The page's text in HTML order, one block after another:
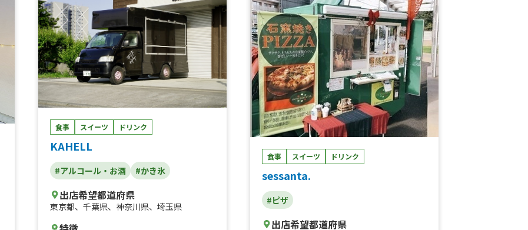
ルタル2個入弁当、タルタル南蛮3個入弁
当、タルタル南蛮4個入弁当、ミックス 2個
入弁当(塩、醤油各1個) 、ミックス 4個入弁
当(塩、醤油各2個) 、学割ミックス弁当、学
生限定ご飯大盛無料 メガ盛50円引、学生
限定お弁当全品50円引き、ポテからセッ
ト、ポテトフライ、ポテトフライ大盛り、チ
ーズボール4個入、パイナップルナタデココ
フレッシュジュース、キウイフルーツナタデ
ツナタデココフレッシュジュース、ストロベ
リーナタデココフレッシュジュース、レモン
ナタデココフレッシュジュース、ピンクグレ
ープフルーツナタデココフレッシュジュー
ス、パイン&パッション&マンゴーナタデコ
コフレッシュジュース、パイナップル&パッ
ションナタデココフレッシュジュース、かき
氷いちご、かき氷メロン、かき氷ブルーハワ
イ、かき氷抹茶、かき氷マンゴー、かき氷エ
イドポテト、フレッシュジュース、カオマン
ガイ、ルーローハン、大盛かき氷、カロリー
off グラスフェッドバターチキン、タピオカ
ドリンク、バナナジュース、日替り、粗挽き
フランクフルト
食事 スイーツ ドリンク
KAHELL
#アルコール・お酒 #かき氷
出店希望都道府県
東京都、 千葉県、 神奈川県、 埼玉県
食事 スイーツ ドリンク
sessanta.
#ピザ
出店希望都道府県